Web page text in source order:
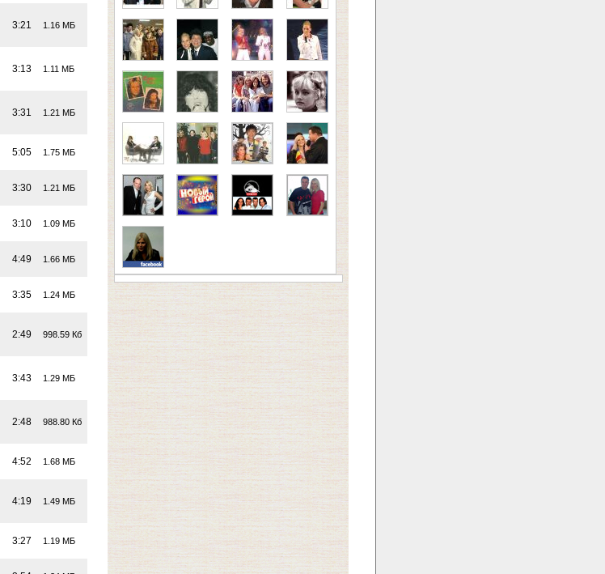
3:21 1.16 МБ
3:13 1.11 МБ
3:31 1.21 МБ
5:05 1.75 МБ
3:30 1.21 МБ
3:10 1.09 МБ
4:49 1.66 МБ
3:35 1.24 МБ
2:49 998.59 Кб
3:43 1.29 МБ
2:48 988.80 Кб
4:52 1.68 МБ
4:19 1.49 МБ
3:27 1.19 МБ